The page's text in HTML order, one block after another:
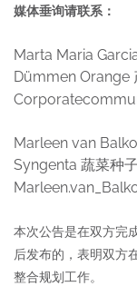
媒体垂询请联系：
Marta Maria
Dümmen Orange
Marleen van
Syngenta 蔬菜种
本次公告是在双方完
后发布的，表明双方
整合规划工作。